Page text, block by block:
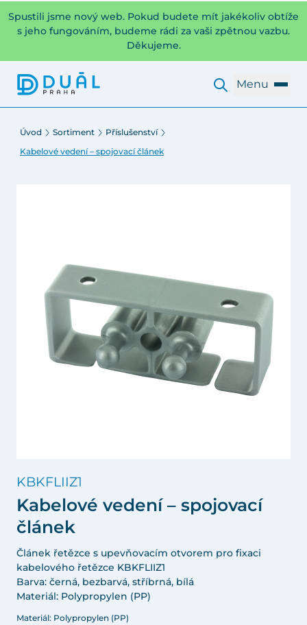
Spustili jsme nový web. Pokud budete mít jakékoliv obtíže
s jeho fungováním, budeme rádi za vaši zpětnou vazbu.
Děkujeme.
Menu
Úvod Sortiment
Příslušenství
Kabelové vedení – spojovací článek
KBKFLIIZ1
Kabelové vedení – spojovací
článek
Článek řetězce s upevňovacím otvorem pro fixaci
kabelového řetězce KBKFLIIZ1
Barva: černá, bezbarvá, stříbrná, bílá
Materiál: Polypropylen (PP)
Materiál: Polypropylen (PP)